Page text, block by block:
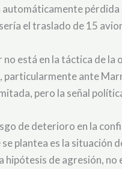
automáticamente
el traslado de 15
está en la táctica de
particularmente ante
pero la señal
de deterioro en la
plantea es la situación
hipótesis de agresión,